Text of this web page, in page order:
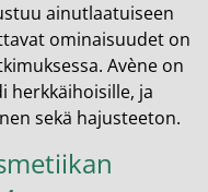
ainutlaatuiseen
ominaisuudet on
Avène on
herkkäihoisille, ja
sekä hajusteeton.